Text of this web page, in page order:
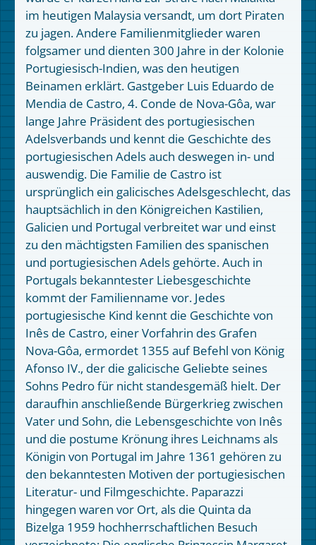
im heutigen Malaysia versandt, um dort Piraten
zu jagen. Andere Familienmitglieder waren
folgsamer und dienten 300 Jahre in der Kolonie
Portugiesisch-Indien, was den heutigen
Beinamen erklärt. Gastgeber Luis Eduardo de
Mendia de Castro, 4. Conde de Nova-Gôa, war
lange Jahre Präsident des portugiesischen
Adelsverbands und kennt die Geschichte des
portugiesischen Adels auch deswegen in- und
auswendig. Die Familie de Castro ist
ursprünglich ein galicisches Adelsgeschlecht, das
hauptsächlich in den Königreichen Kastilien,
Galicien und Portugal verbreitet war und einst
zu den mächtigsten Familien des spanischen
und portugiesischen Adels gehörte. Auch in
Portugals bekanntester Liebesgeschichte
kommt der Familienname vor. Jedes
portugiesische Kind kennt die Geschichte von
Inês de Castro, einer Vorfahrin des Grafen
Nova-Gôa, ermordet 1355 auf Befehl von König
Afonso IV., der die galicische Geliebte seines
Sohns Pedro für nicht standesgemäß hielt. Der
daraufhin anschließende Bürgerkrieg zwischen
Vater und Sohn, die Lebensgeschichte von Inês
und die postume Krönung ihres Leichnams als
Königin von Portugal im Jahre 1361 gehören zu
den bekanntesten Motiven der portugiesischen
Literatur- und Filmgeschichte. Paparazzi
hingegen waren vor Ort, als die Quinta da
Bizelga 1959 hochherrschaftlichen Besuch